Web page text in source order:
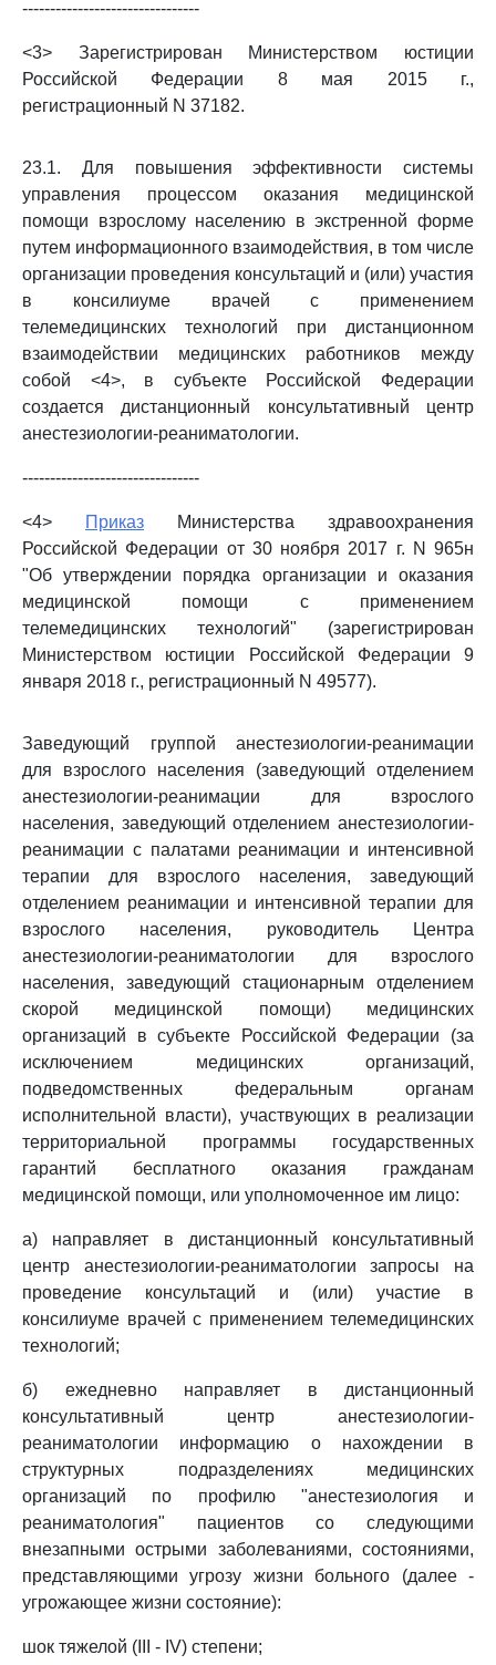
--------------------------------
<3> Зарегистрирован Министерством юстиции
Российской Федерации 8 мая 2015 г.,
регистрационный N 37182.
23.1. Для повышения эффективности системы
управления процессом оказания медицинской
помощи взрослому населению в экстренной форме
путем информационного взаимодействия, в том числе
организации проведения консультаций и (или) участия
в консилиуме врачей с применением
телемедицинских технологий при дистанционном
взаимодействии медицинских работников между
собой <4>, в субъекте Российской Федерации
создается дистанционный консультативный центр
анестезиологии-реаниматологии.
--------------------------------
<4> Приказ Министерства здравоохранения
Российской Федерации от 30 ноября 2017 г. N 965н
"Об утверждении порядка организации и оказания
медицинской помощи с применением
телемедицинских технологий" (зарегистрирован
Министерством юстиции Российской Федерации 9
января 2018 г., регистрационный N 49577).
Заведующий группой анестезиологии-реанимации
для взрослого населения (заведующий отделением
анестезиологии-реанимации для взрослого
населения, заведующий отделением анестезиологии-
реанимации с палатами реанимации и интенсивной
терапии для взрослого населения, заведующий
отделением реанимации и интенсивной терапии для
взрослого населения, руководитель Центра
анестезиологии-реаниматологии для взрослого
населения, заведующий стационарным отделением
скорой медицинской помощи) медицинских
организаций в субъекте Российской Федерации (за
исключением медицинских организаций,
подведомственных федеральным органам
исполнительной власти), участвующих в реализации
территориальной программы государственных
гарантий бесплатного оказания гражданам
медицинской помощи, или уполномоченное им лицо:
а) направляет в дистанционный консультативный
центр анестезиологии-реаниматологии запросы на
проведение консультаций и (или) участие в
консилиуме врачей с применением телемедицинских
технологий;
б) ежедневно направляет в дистанционный
консультативный центр анестезиологии-
реаниматологии информацию о нахождении в
структурных подразделениях медицинских
организаций по профилю "анестезиология и
реаниматология" пациентов со следующими
внезапными острыми заболеваниями, состояниями,
представляющими угрозу жизни больного (далее -
угрожающее жизни состояние):
шок тяжелой (III - IV) степени;